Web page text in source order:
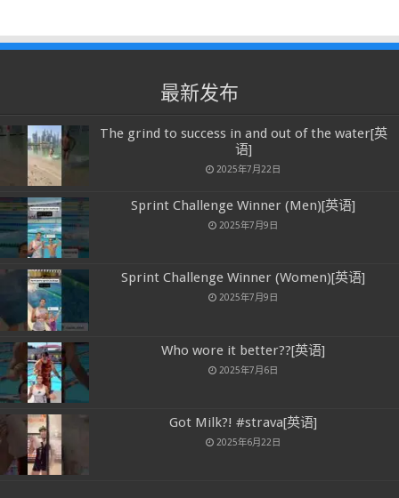
最新发布
The grind to success in and out of the water[英
语]
2025年7月22日
Sprint Challenge Winner (Men)[英语]
2025年7月9日
Sprint Challenge Winner (Women)[英语]
2025年7月9日
Who wore it better??[英语]
2025年7月6日
Got Milk?! #strava[英语]
2025年6月22日